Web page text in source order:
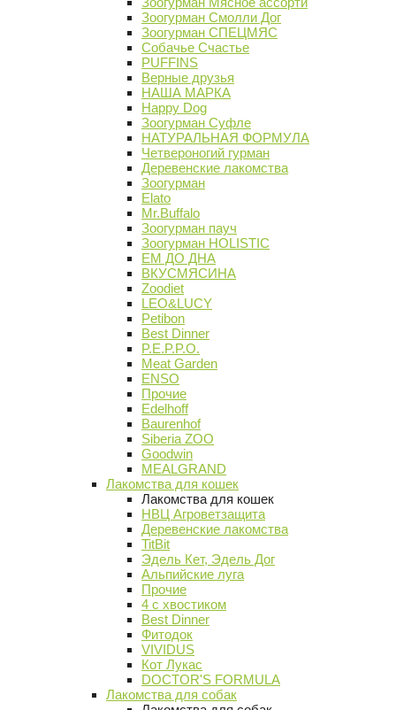
Зоогурман Смолли Дог
Зоогурман СПЕЦМЯС
Собачье Счастье
PUFFINS
Верные друзья
НАША МАРКА
Happy Dog
Зоогурман Суфле
НАТУРАЛЬНАЯ ФОРМУЛА
Четвероногий гурман
Деревенские лакомства
Зоогурман
Elato
Mr.Buffalo
Зоогурман пауч
Зоогурман HOLISTIC
ЕМ ДО ДНА
ВКУСМЯСИНА
Zoodiet
LEO&LUCY
Petibon
Best Dinner
P.E.P.P.O.
Meat Garden
ENSO
Прочие
Edelhoff
Baurenhof
Siberia ZOO
Goodwin
MEALGRAND
Лакомства для кошек
Лакомства для кошек
НВЦ Агроветзащита
Деревенские лакомства
TitBit
Эдель Кет, Эдель Дог
Альпийские луга
Прочие
4 с хвостиком
Best Dinner
Фитодок
VIVIDUS
Кот Лукас
DOCTOR'S FORMULA
Лакомства для собак